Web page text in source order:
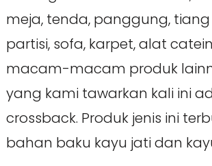
meja, tenda, panggung,
partisi, sofa, karpet, alat
macam-macam produk
yang kami tawarkan kali ini
crossback. Produk jenis ini
bahan baku kayu jati dan